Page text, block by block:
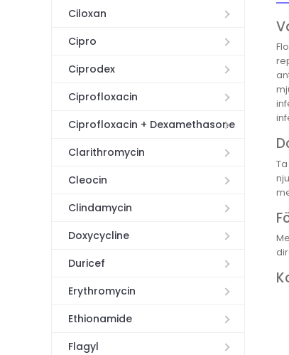
Ciloxan
Cipro
Ciprodex
Ciprofloxacin
Ciprofloxacin + Dexamethasone
Clarithromycin
Cleocin
Clindamycin
Doxycycline
Duricef
Erythromycin
Ethionamide
Flagyl